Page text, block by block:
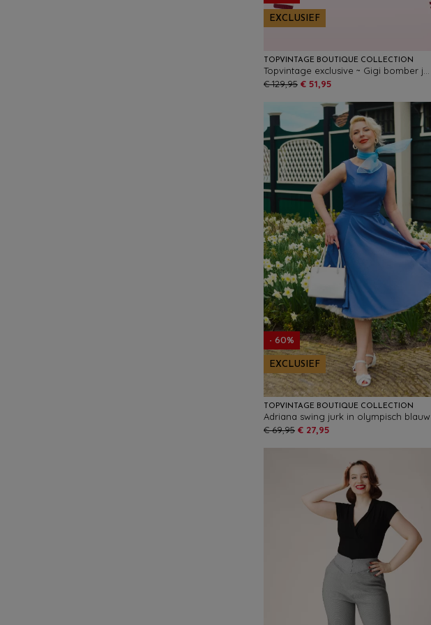
EXCLUSIEF
TOPVINTAGE BOUTIQUE COLLECTION
€ 129,95 € 51,95
- 60%
EXCLUSIEF
TOPVINTAGE BOUTIQUE COLLECTION
Adriana swing jurk in olympisch blauw
€ 69,95 € 27,95